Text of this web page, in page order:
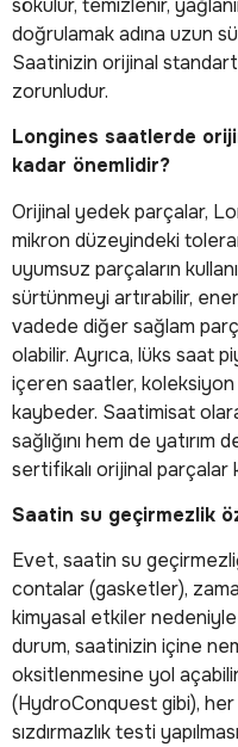
sökülür, temizlenir,
doğrulamak adına uzun
Saatinizin orijinal
zorunludur.
Longines saatlerde
kadar önemlidir?
Orijinal yedek parçalar,
mikron düzeyindeki
uyumsuz parçaların
sürtünmeyi artırabilir,
vadede diğer sağlam
olabilir. Ayrıca, lüks saat
içeren saatler,
kaybeder. Saatimisat
sağlığını hem de
sertifikalı orijinal parçalar
Saatin su geçirmezlik
Evet, saatin su
contalar (gasketler),
kimyasal etkiler
durum, saatinizin içine
oksitlenmesine yol
(HydroConquest gibi),
sızdırmazlık testi